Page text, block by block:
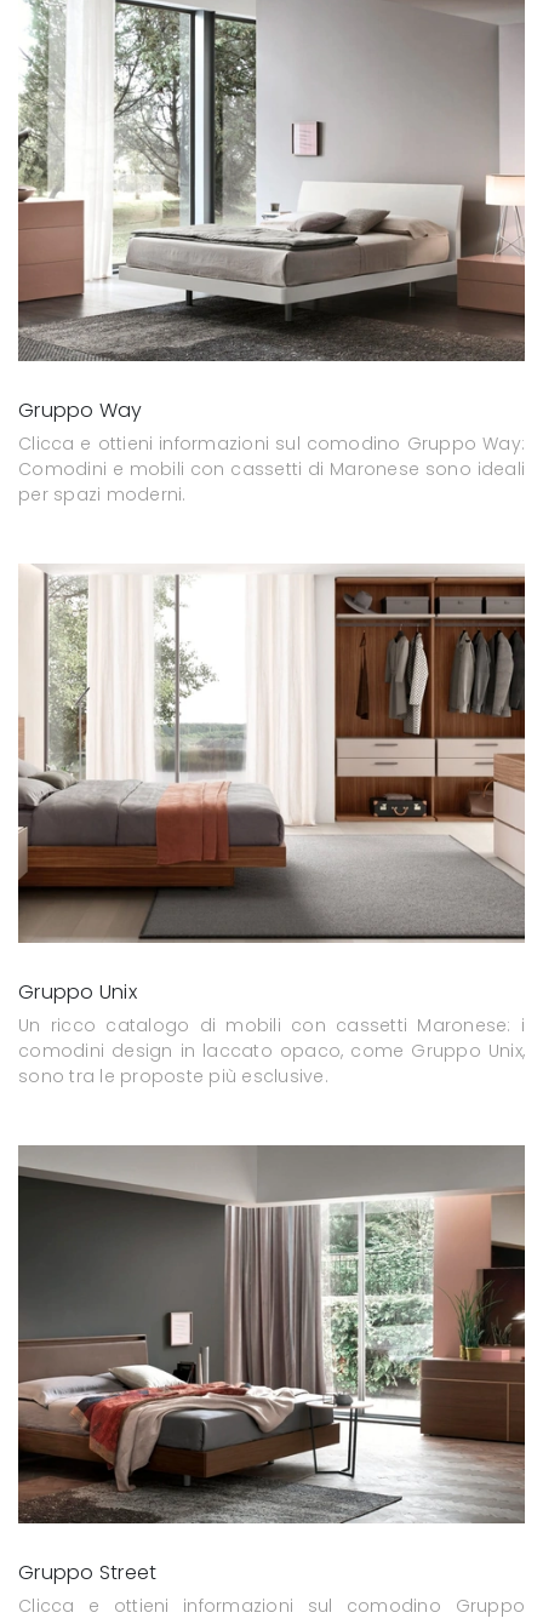
Gruppo Way
Clicca e ottieni informazioni sul comodino Gruppo Way:
Comodini e mobili con cassetti di Maronese sono ideali
per spazi moderni.
Gruppo Unix
Un ricco catalogo di mobili con cassetti Maronese: i
comodini design in laccato opaco, come Gruppo Unix,
sono tra le proposte più esclusive.
Gruppo Street
Clicca e ottieni informazioni sul comodino Gruppo